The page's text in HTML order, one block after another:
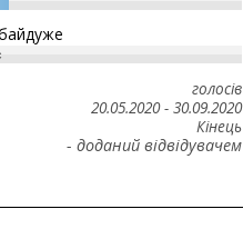
голосів
20.05.2020- 30.09.2020
Кінець
- доданий відвідувачем